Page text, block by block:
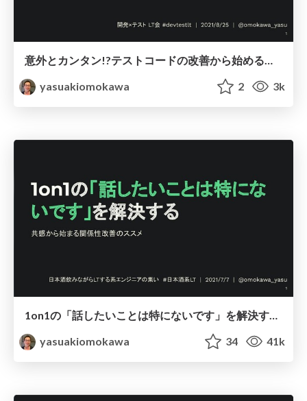
yasuakiomokawa
2 3k
1on1の「話したいことは特にないです」を解決する ~ 共感から始まる関係性改善のススメ ~ / How to solve rejection on 1on1
yasuakiomokawa
34 41k